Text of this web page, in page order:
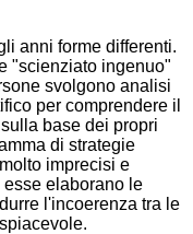
anni forme differenti.
"scienziato ingenuo"
svolgono analisi
per comprendere il
base dei propri
di strategie
imprecisi e
elaborano le
l'incoerenza tra le